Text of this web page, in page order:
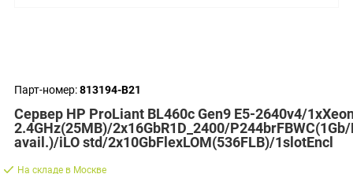
Парт-номер:813194-B21
Сервер HP ProLiant BL460c Gen9 E5-2640v4/
2.4GHz(25MB)/2x16GbR1D_2400/
avail.)/iLO std/2x10GbFlexLOM(536FLB)/1slotEncl
На складе в Москве